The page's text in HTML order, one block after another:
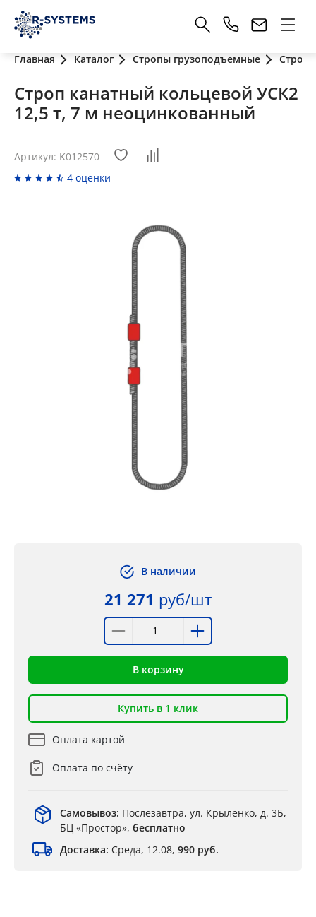
Главная Каталог Стропы грузоподъемные
Строп канатный кольцевой УСК2
12,5 т, 7 м неоцинкованный
Артикул: K012570
4 оценки
В наличии
21 271 руб/шт
В корзину
Купить в 1 клик
Оплата картой
Оплата по счёту
Самовывоз: Послезавтра, ул. Крыленко, д. 3Б,
БЦ «Простор», бесплатно
Доставка: Среда, 12.08, 990 руб.